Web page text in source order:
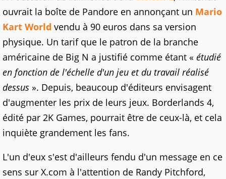
ouvrait la boîte de Pandore en annonçant un Mario
Kart World vendu à 90 euros dans sa version
physique. Un tarif que le patron de la branche
américaine de Big N a justifié comme étant « étudié
en fonction de l'échelle d'un jeu et du travail réalisé
dessus ». Depuis, beaucoup d'éditeurs envisagent
d'augmenter les prix de leurs jeux. Borderlands 4,
édité par 2K Games, pourrait être de ceux-là, et cela
inquiète grandement les fans.
L'un d'eux s'est d'ailleurs fendu d'un message en ce
sens sur X.com à l'attention de Randy Pitchford,